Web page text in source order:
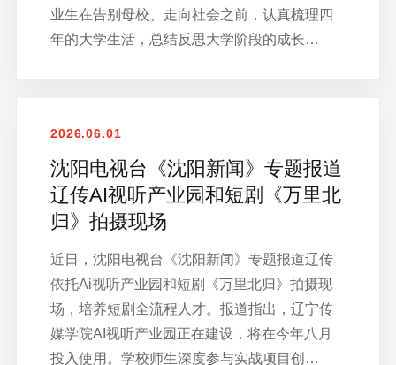
业生在告别母校、走向社会之前，认真梳理四
年的大学生活，总结反思大学阶段的成长…
2026.06.01
沈阳电视台《沈阳新闻》专题报道
辽传AI视听产业园和短剧《万里北
归》拍摄现场
近日，沈阳电视台《沈阳新闻》专题报道辽传
依托Ai视听产业园和短剧《万里北归》拍摄现
场，培养短剧全流程人才。报道指出，辽宁传
媒学院AI视听产业园正在建设，将在今年八月
投入使用。学校师生深度参与实战项目创…